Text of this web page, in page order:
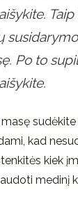
Po to
kad
kiek
medinį